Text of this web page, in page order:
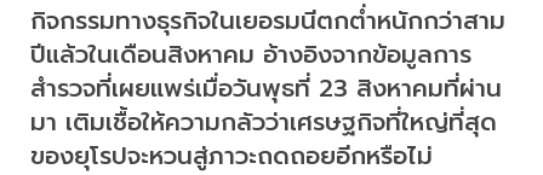
กิจกรรมทางธุรกิจในเยอรมนีตกต่ำหนักกว่าสาม
ปีแล้วในเดือนสิงหาคม อ้างอิงจากข้อมูลการ
สำรวจที่เผยแพร่เมื่อวันพุธที่ 23 สิงหาคมที่ผ่าน
มา เติมเชื้อให้ความกลัวว่าเศรษฐกิจที่ใหญ่ที่สุด
ของยุโรปจะหวนสู่ภาวะถดถอยอีกหรือไม่